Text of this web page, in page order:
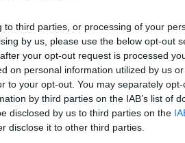
third parties, or processing of your
by us, please use the below opt-out
your opt-out request is processed
on personal information utilized by us
to your opt-out. You may separately
by third parties on the IAB’s list of
disclosed by us to third parties on the
disclose it to other third parties.
Filmkritika Kultsarok
MAGYAR ZENÉK HETENTE!
IS KÖZÉPPONTBAN.
EZ MENT HÚSZ ÉVE.